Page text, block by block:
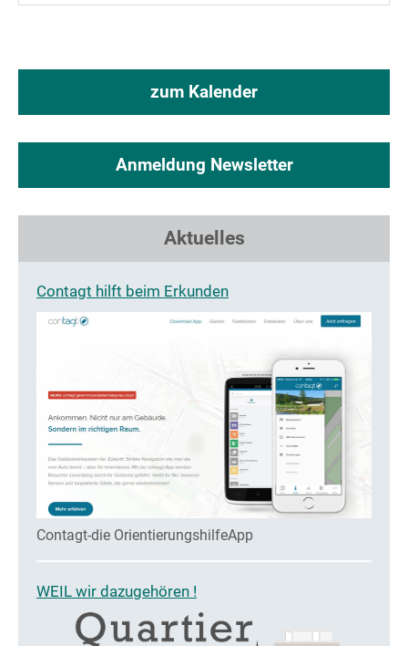
zum Kalender
Anmeldung Newsletter
Aktuelles
Contagt hilft beim Erkunden
Contagt-die OrientierungshilfeApp
WEIL wir dazugehören !